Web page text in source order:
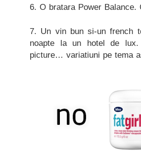
6. O bratara Power Balance.
7. Un vin bun si-un french
noapte la un hotel de
picture… variatiuni pe tema